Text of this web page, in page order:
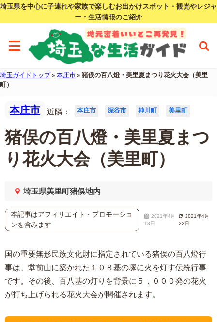
埼玉県を中心に子連れや家族で楽しむお出かけスポット・観光やレジャ
ー・生活情報のご紹介
埼玉ガイドトップ» 本庄市 » 猪俣の百八燈・美里夏まつり花火大会（美里
町）
本庄市 近隣： 本庄市 深谷市 神川町 美里町
猪俣の百八燈・美里夏まつ
り花火大会（美里町）
埼玉県美里町猪俣地内
本記事はアフィリエイト・プロモーショ
ンを含みます
2021年4月
18日
2021年4月
22日
国の重要無形民族文化財に指定されている猪俣の百八燈行
事は、堂前山に築かれた１０８基の塚に火を灯す伝統行事
です。その後、百八基の灯りを背景に５，０００発の花火
が打ち上げられる花火大会が開催されます。